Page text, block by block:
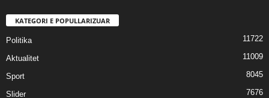
KATEGORI E POPULLARIZUAR
Politika 11722
Aktualitet 11009
Sport 8045
Slider 7676